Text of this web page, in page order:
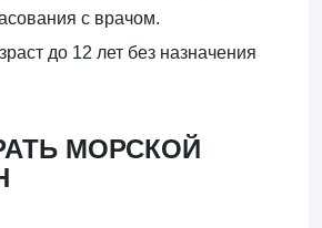
с врачом.
до 12 лет без назначения
МОРСКОЙ